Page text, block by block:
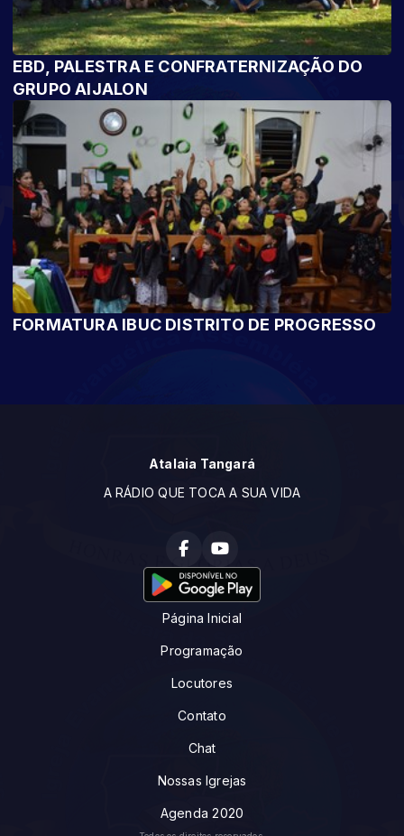
EBD, PALESTRA E CONFRATERNIZAÇÃO DO
GRUPO AIJALON
FORMATURA IBUC DISTRITO DE PROGRESSO
Atalaia Tangará
A RÁDIO QUE TOCA A SUA VIDA
Página Inicial
Programação
Locutores
Contato
Chat
Nossas Igrejas
Agenda 2020